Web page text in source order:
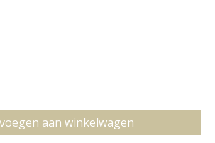
aan winkelwagen